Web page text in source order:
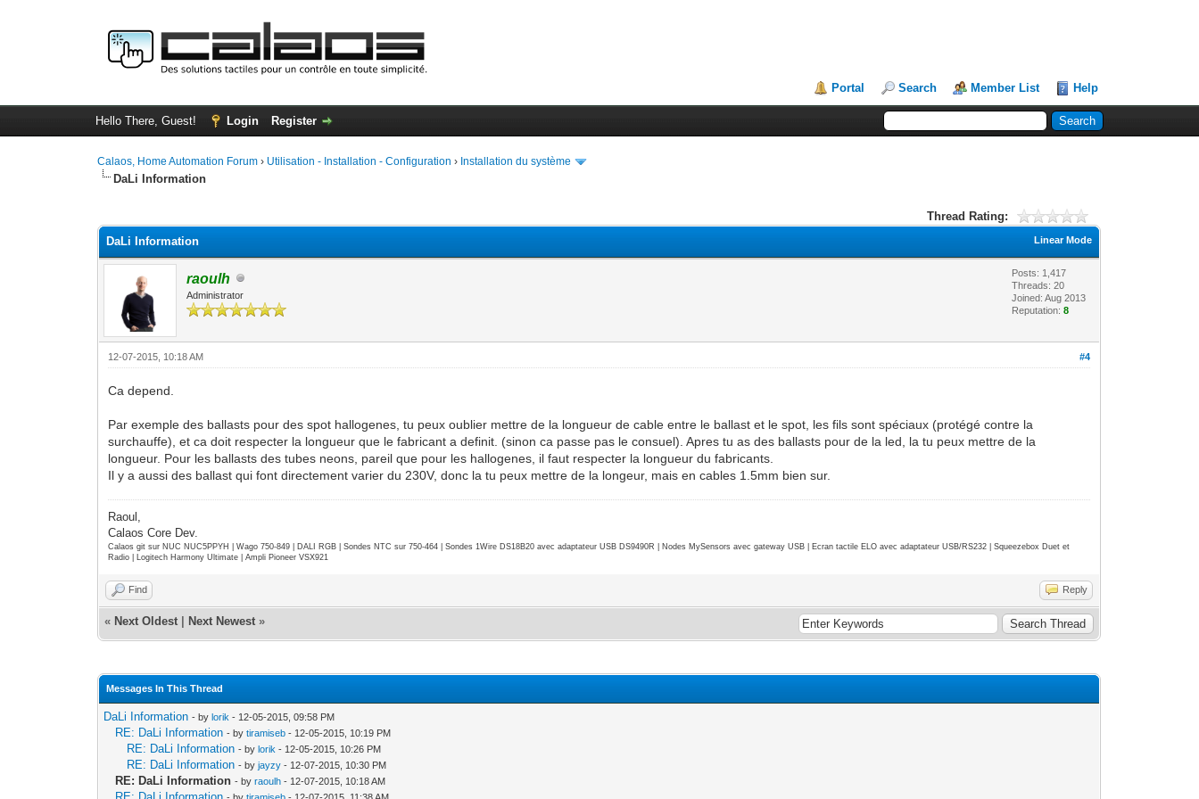
Portal Search Member List Help
Hello There, Guest! Login Register
Calaos, Home Automation Forum › Utilisation - Installation - Configuration › Installation du système
DaLi Information
Thread Rating:
Linear Mode
DaLi Information
raoulh
Administrator
Posts: 1,417
Threads: 20
Joined: Aug 2013
Reputation:8
#4
12-07-2015, 10:18 AM
Ca depend.
Par exemple des ballasts pour des spot hallogenes, tu peux oublier mettre de la longueur de cable entre le ballast et le spot, les fils sont spéciaux (protégé contre la
surchauffe), et ca doit respecter la longueur que le fabricant a definit. (sinon ca passe pas le consuel). Apres tu as des ballasts pour de la led, la tu peux mettre de la
longueur. Pour les ballasts des tubes neons, pareil que pour les hallogenes, il faut respecter la longueur du fabricants.
Il y a aussi des ballast qui font directement varier du 230V, donc la tu peux mettre de la longeur, mais en cables 1.5mm bien sur.
Raoul,
Calaos Core Dev.
Calaos git sur NUC NUC5PPYH | Wago 750-849 | DALI RGB | Sondes NTC sur 750-464 | Sondes 1Wire DS18B20 avec adaptateur USB DS9490R | Nodes MySensors avec gateway USB | Ecran tactile ELO avec adaptateur USB/RS232 | Squeezebox Duet et
Radio | Logitech Harmony Ultimate | Ampli Pioneer VSX921
Find Reply
« Next Oldest Next Newest »
Messages In This Thread
DaLi Information - bylorik - 12-05-2015, 09:58 PM
RE: DaLi Information - bytiramiseb - 12-05-2015, 10:19 PM
RE: DaLi Information - bylorik - 12-05-2015, 10:26 PM
RE: DaLi Information - byjayzy - 12-07-2015, 10:30 PM
RE: DaLi Information - byraoulh - 12-07-2015, 10:18 AM